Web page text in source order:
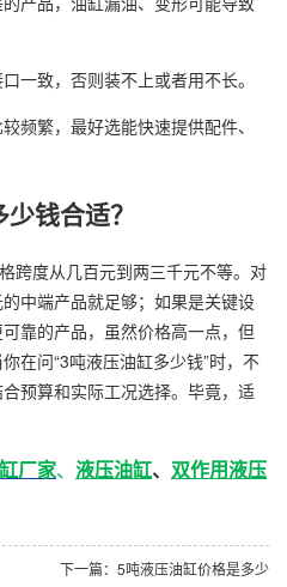
一致，否则装不上或者用不长。
频繁，最好选能快速提供配件、
钱合适？
跨度从几百元到两三千元不等。对
中端产品就足够；如果是关键设
靠的产品，虽然价格高一点，但
在问“3吨液压油缸多少钱”时，不
预算和实际工况选择。毕竟，适
厂家、 液压油缸、 双作用液压
下一篇：​5吨液压油缸价格是多少